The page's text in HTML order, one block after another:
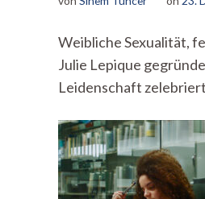
Weibliche Sexualität,
Julie Lepique
Leidenschaft